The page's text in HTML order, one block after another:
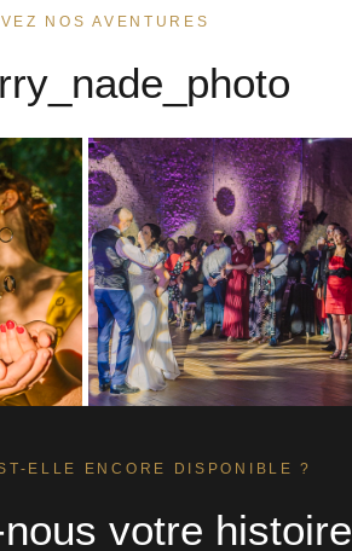
NOS AVENTURES
ELLE ENCORE DISPONIBLE ?
votre histoire